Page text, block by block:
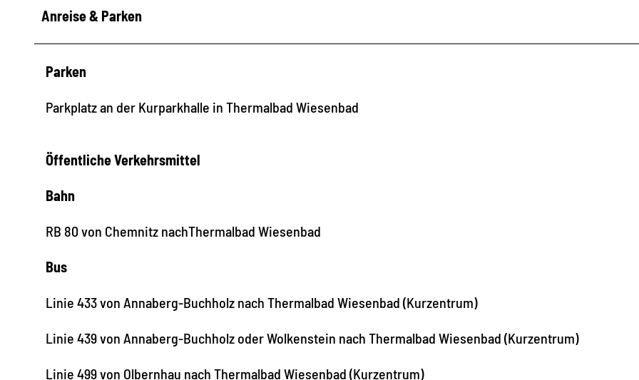
Anreise & Parken
Parken
Parkplatz an der Kurparkhalle in Thermalbad Wiesenbad
Öffentliche Verkehrsmittel
Bahn
RB 80 von Chemnitz nachThermalbad Wiesenbad
Bus
Linie 433 von Annaberg-Buchholz nach Thermalbad Wiesenbad (Kurzentrum)
Linie 439 von Annaberg-Buchholz oder Wolkenstein nach Thermalbad Wiesenbad (Kurzentrum)
Linie 499 von Olbernhau nach Thermalbad Wiesenbad (Kurzentrum)